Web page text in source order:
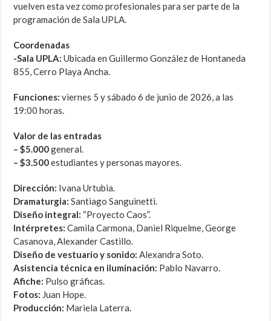
vuelven esta vez como profesionales para ser parte de la
programación de Sala UPLA.
Coordenadas
-Sala UPLA: Ubicada en Guillermo González de Hontaneda
855, Cerro Playa Ancha.
Funciones: viernes 5 y sábado 6 de junio de 2026, a las
19:00 horas.
Valor de las entradas
– $5.000general.
– $3.500estudiantes y personas mayores.
Dirección: Ivana Urtubia.
Dramaturgia: Santiago Sanguinetti.
Diseño integral: “Proyecto Caos”.
Intérpretes: Camila Carmona, Daniel Riquelme, George
Casanova, Alexander Castillo.
Diseño de vestuario y sonido: Alexandra Soto.
Asistencia técnica en iluminación: Pablo Navarro.
Afiche: Pulso gráficas.
Fotos: Juan Hope.
Producción: Mariela Laterra.